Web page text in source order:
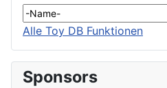
Alle Toy DB Funktionen
Sponsors